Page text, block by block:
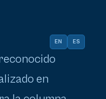
EN ES
en